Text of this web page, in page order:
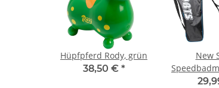
Hüpfpferd Rody, grün
38,50 € *
New